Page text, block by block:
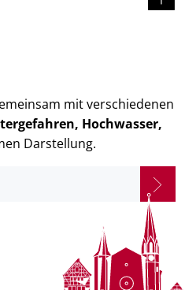
mit verschiedenen
Hochwasser,
Darstellung.